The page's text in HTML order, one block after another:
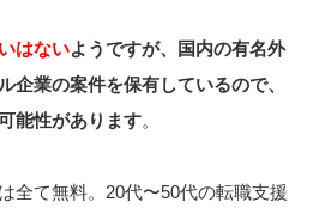
はないようですが、国内の有名外
企業の案件を保有しているので、
能性があります。
全て無料。20代〜50代の転職支援